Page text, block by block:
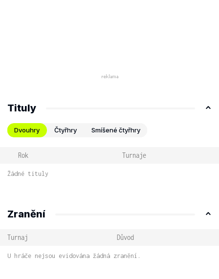
Tituly
Dvouhry Čtyřhry Smíšené čtyřhry
Rok Turnaje
Žádné tituly
Zranění
Turnaj Důvod
U hráče nejsou evidována žádná zranění.